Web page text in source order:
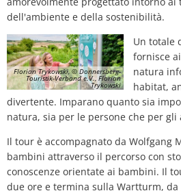
dell'ambiente e della sostenibilità.
Florian Trykowski, © Donnersberg-
Touristik-Verband e.V., Florian
Trykowski
Un totale
fornisce
natura
habitat,
divertente. Imparano quanto sia
natura, sia per le persone che per
Il tour è accompagnato da Wolfgang
bambini attraverso il percorso con
conoscenze orientate ai bambini. Il
due ore e termina sulla Wartturm,